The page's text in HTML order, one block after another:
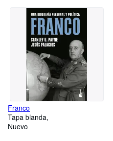
Franco
Tapa blanda
Nuevo